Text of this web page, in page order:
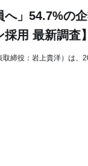
へ」54.7%の
用 最新調査】
締役：岩上貴洋）は、